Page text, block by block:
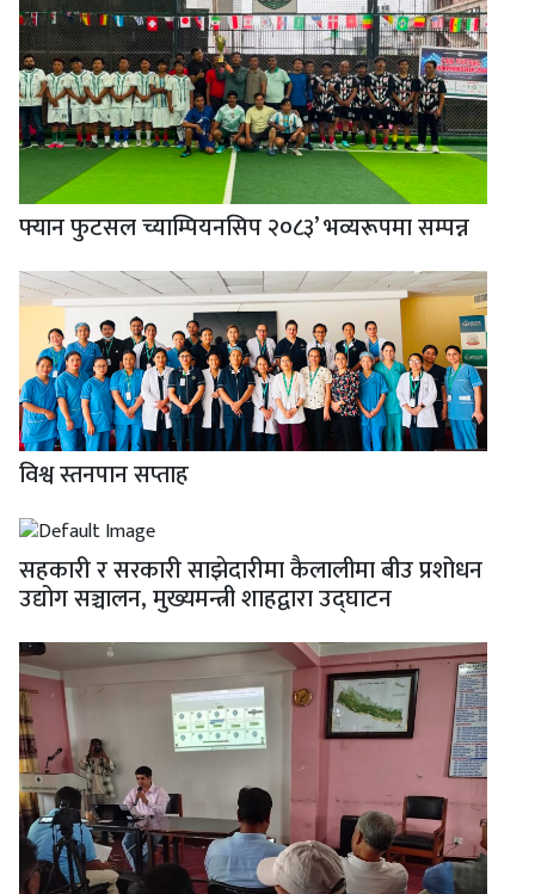
फ्यान फुटसल च्याम्पियनसिप २०८३’ भव्यरूपमा सम्पन्न
विश्व स्तनपान सप्ताह
सहकारी र सरकारी साझेदारीमा कैलालीमा बीउ प्रशोधन
उद्योग सञ्चालन, मुख्यमन्त्री शाहद्वारा उद्घाटन